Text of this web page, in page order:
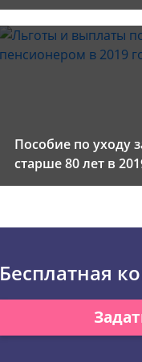
Пособие по уходу
старше 80 лет в
Бесплатная